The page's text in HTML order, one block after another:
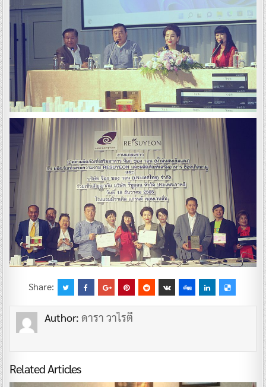
Share:
Author: ดารา วาไรตี้
Related Articles